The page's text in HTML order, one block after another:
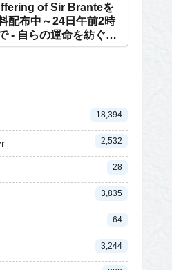
of Sir Branteを
配布中～24日午前2時
- 自らの運命を紡ぐテ
トRPG
18,394
2,532
28
3,835
64
3,244